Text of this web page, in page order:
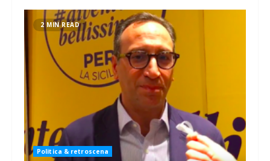
2 MIN READ
Politica & retroscena